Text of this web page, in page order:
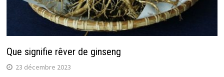
Que signifie rêver de ginseng
23 décembre 2023